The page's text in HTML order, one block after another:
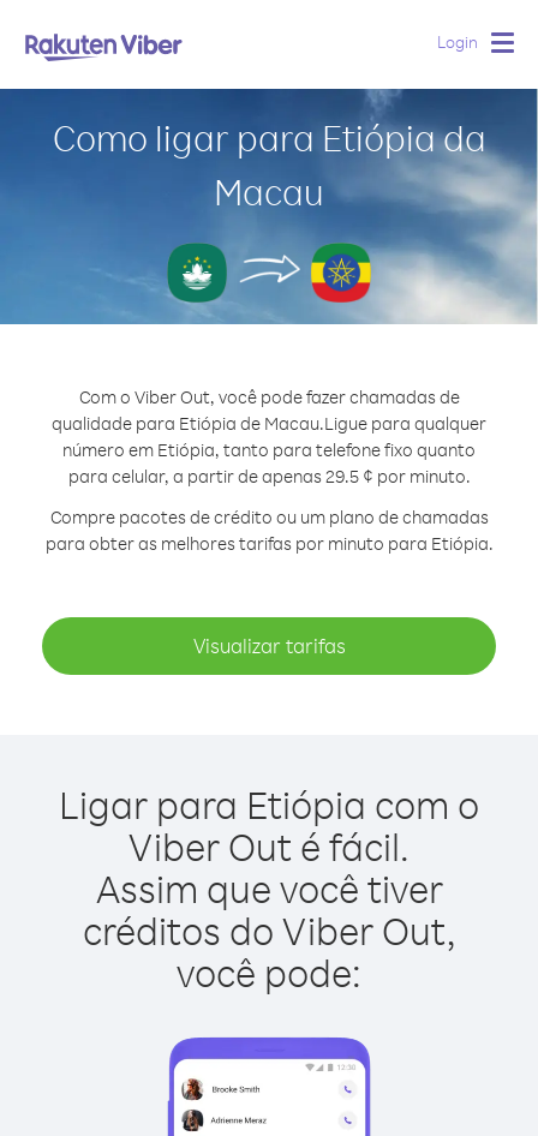
Login
Como ligar para Etiópia da
Macau
Com o Viber Out, você pode fazer chamadas de
qualidade para Etiópia de Macau.Ligue para qualquer
número em Etiópia, tanto para telefone fixo quanto
para celular, a partir de apenas 29.5 ¢ por minuto.
Compre pacotes de crédito ou um plano de chamadas
para obter as melhores tarifas por minuto para Etiópia.
Visualizar tarifas
Ligar para Etiópia com o
Viber Out é fácil.
Assim que você tiver
créditos do Viber Out,
você pode: